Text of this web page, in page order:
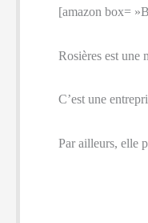
[amazon box=
Rosières est une
C’est une
Par ailleurs, elle